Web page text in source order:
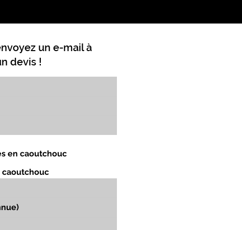
un e-mail à
devis !
en caoutchouc
caoutchouc